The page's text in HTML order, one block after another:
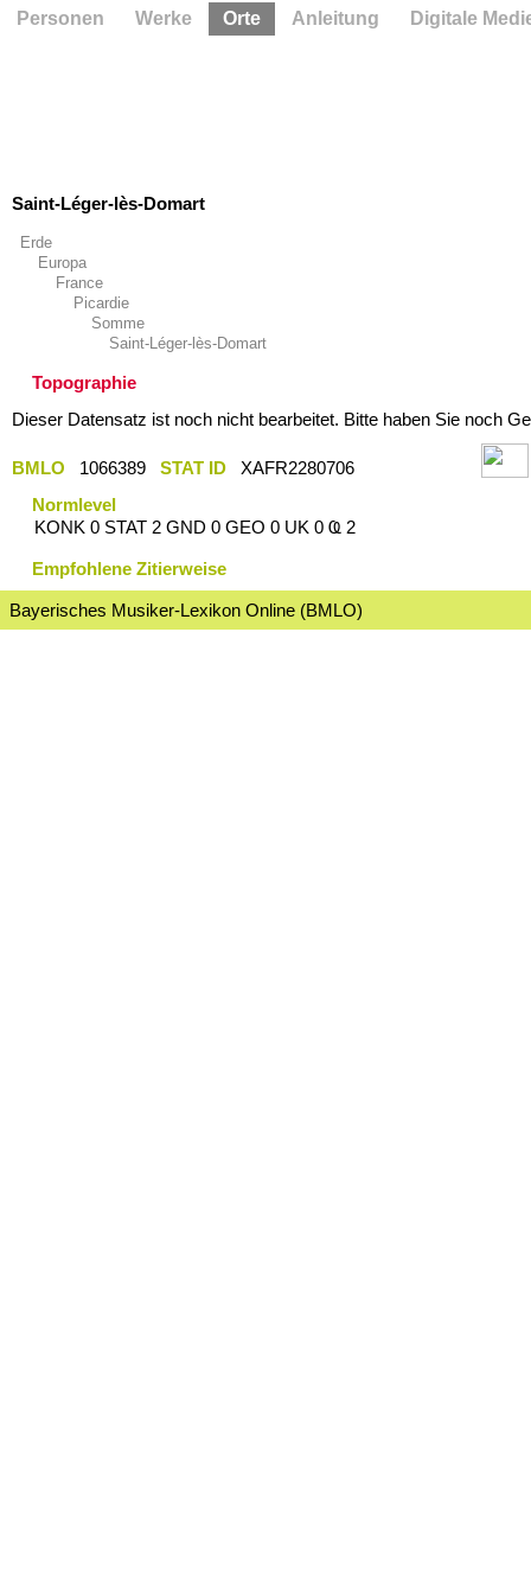
Saint-Léger-lès-Domart
Erde
Europa
France
Picardie
Somme
Saint-Léger-lès-Domart
Topographie
Dieser Datensatz ist noch nicht bearbeitet. Bitte haben Sie noch
BMLO 1066389 STAT ID
XAFR2280706
Normlevel
KONK 0 STAT 2 GND 0 GEO 0 UK 0 Ҩ 2
Empfohlene Zitierweise
Bayerisches Musiker-Lexikon Online (BMLO)
Personen Werke Orte Anleitung Digitale